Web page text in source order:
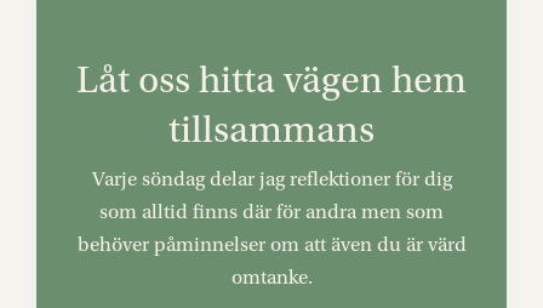
Låt oss hitta vägen hem
tillsammans
Varje söndag delar jag reflektioner för dig
som alltid finns där för andra men som
behöver påminnelser om att även du är värd
omtanke.